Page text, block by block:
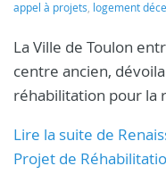
appel à projets, logement
La Ville de Toulon
centre ancien,
réhabilitation pour la
Lire la suite de
Projet de